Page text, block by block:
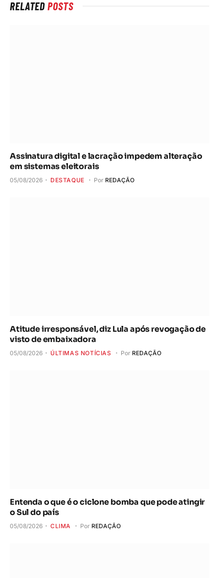
RELATEDPOSTS
Assinatura digital e lacração impedem alteração
em sistemas eleitorais
05/08/2026 DESTAQUE Por REDAÇÃO
Atitude irresponsável, diz Lula após revogação de
visto de embaixadora
05/08/2026 ÚLTIMAS NOTÍCIAS Por REDAÇÃO
Entenda o que é o ciclone bomba que pode atingir
o Sul do país
05/08/2026 CLIMA Por REDAÇÃO